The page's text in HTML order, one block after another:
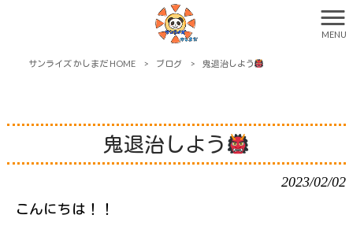
MENU
サンライズ かしまだ HOME > ブログ > 鬼退治しよう
鬼退治しよう
2023/02/02
こんにちは！！